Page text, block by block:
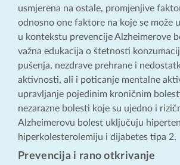
usmjerena na ostale, promjenjive
odnosno one faktore na koje se može
u kontekstu prevencije Alzheimerove
važna edukacija o štetnosti
pušenja, nezdrave prehrane i
aktivnosti, ali i poticanje mentalne
upravljanje pojedinim kroničnim
nezarazne bolesti koje su ujedno i
Alzheimerovu bolest uključuju
hiperkolesterolemiju i dijabetes tipa 2.
Prevencija i rano otkrivanje